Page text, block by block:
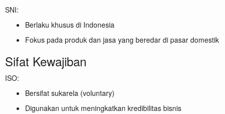
SNI:
Berlaku khusus di Indonesia
Fokus pada produk dan jasa yang beredar di pasar domestik
Sifat Kewajiban
ISO:
Bersifat sukarela (voluntary)
Digunakan untuk meningkatkan kredibilitas bisnis